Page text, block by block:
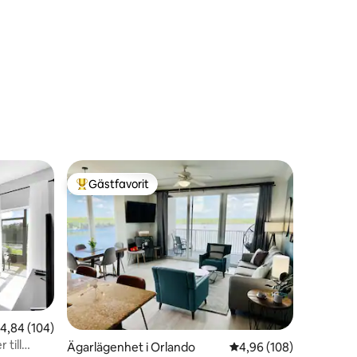
av 5 i genomsnittligt betyg, 104 omdömen
4,84 (104)
till
Populär gästfavorit
Gästfavorit
Ägarlägenhet i Orlando 4,96 av 5 i
4,96 (108)